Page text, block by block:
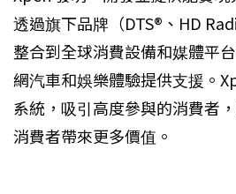
透過旗下品牌（DTS®、HD
整合到全球消費設備和媒體平
網汽車和娛樂體驗提供支援。
系統，吸引高度參與的消費者
消費者帶來更多價值。